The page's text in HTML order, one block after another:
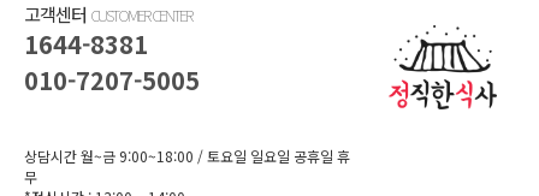
고객센터 CUSTOMER CENTER
1644-8381
010-7207-5005
상담시간 월~금 9:00~18:00 / 토요일 일요일 공휴일 휴
무